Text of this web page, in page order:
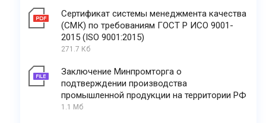
Сертификат системы менеджмента качества
(СМК) по требованиям ГОСТ Р ИСО 9001-
2015 (ISO 9001:2015)
271.7 Кб
Заключение Минпромторга о
подтверждении производства
промышленной продукции на территории РФ
1.1 Мб